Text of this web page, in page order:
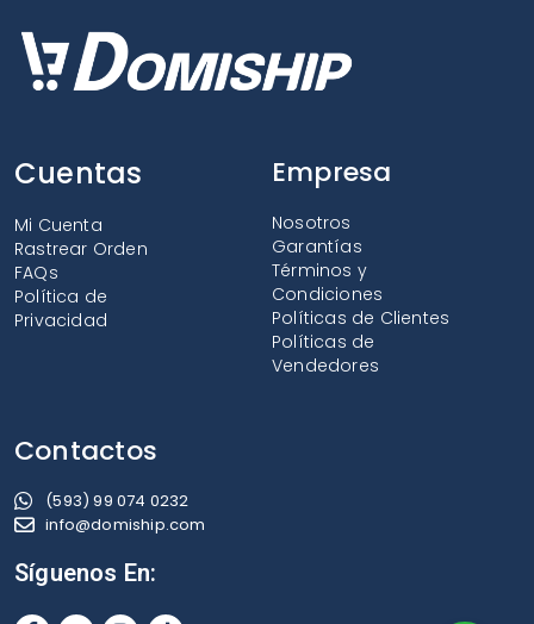
Cuentas
Mi Cuenta
Rastrear Orden
FAQs
Política de
Privacidad
Empresa
Nosotros
Garantías
Términos y
Condiciones
Políticas de Clientes
Políticas de
Vendedores
Contactos
(593) 99 074 0232
info@domiship.com
Síguenos En: